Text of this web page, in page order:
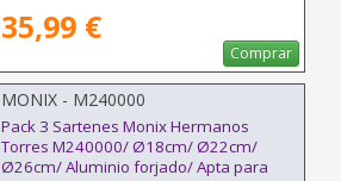
35,99 €
Comprar
MONIX - M240000
Pack 3 Sartenes Monix Hermanos
Torres M240000/ Ø18cm/ Ø22cm/
Ø26cm/ Aluminio forjado/ Apta para